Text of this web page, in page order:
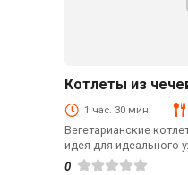
Котлеты из
1 час. 30 мин.
Вегетарианские
идея для идеального
0